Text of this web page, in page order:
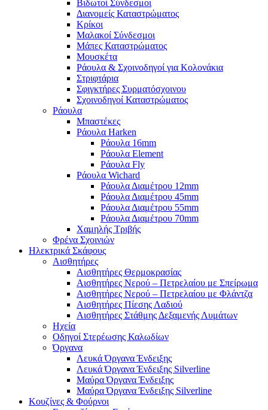
Βιδωτοί Σύνδεσμοι
Διανομείς Καταστρώματος
Κρίκοι
Μαλακοί Σύνδεσμοι
Μάπες Καταστρώματος
Μουσκέτα
Ράουλα & Σχοινοδηγοί για Κολονάκια
Στριφτάρια
Σφιγκτήρες Συρματόσχοινου
Σχοινοδηγοί Καταστρώματος
Ράουλα
Μπαστέκες
Ράουλα Harken
Ράουλα 16mm
Ράουλα Element
Ράουλα Fly
Ράουλα Wichard
Ράουλα Διαμέτρου 12mm
Ράουλα Διαμέτρου 45mm
Ράουλα Διαμέτρου 55mm
Ράουλα Διαμέτρου 70mm
Χαμηλής Τριβής
Φρένα Σχοινιών
Ηλεκτρικά Σκάφους
Αισθητήρες
Αισθητήρες Θερμοκρασίας
Αισθητήρες Νερού – Πετρελαίου με Σπείρωμα
Αισθητήρες Νερού – Πετρελαίου με Φλάντζα
Αισθητήρες Πίεσης Λαδιού
Αισθητήρες Στάθμης Δεξαμενής Λυμάτων
Ηχεία
Οδηγοί Στερέωσης Καλωδίων
Όργανα
Λευκά Όργανα Ένδειξης
Λευκά Όργανα Ένδειξης Silverline
Μαύρα Όργανα Ένδειξης
Μαύρα Όργανα Ένδειξης Silverline
Κουζίνες & Φούρνοι